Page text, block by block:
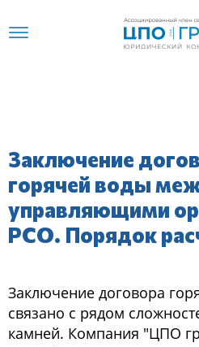
Заключение
горячей воды
управляющими
РСО. Порядок
Заключение договора
связано с рядом
камней. Компания "ЦПО